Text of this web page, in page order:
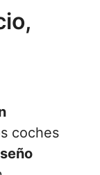
coches